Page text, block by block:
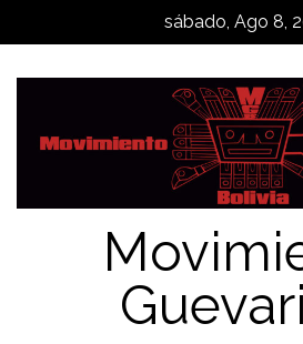
sábado, Ago 8,